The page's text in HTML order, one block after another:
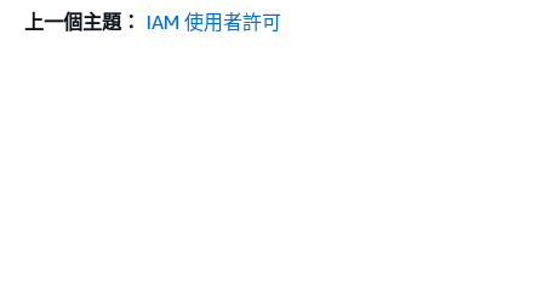
上一個主題： IAM 使用者許可